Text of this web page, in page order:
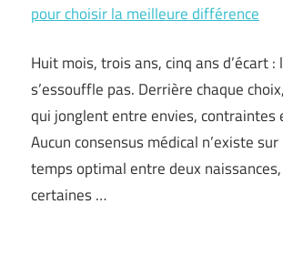
pour choisir la meilleure différence
Huit mois, trois ans, cinq ans d’écart :
s’essouffle pas. Derrière chaque
qui jonglent entre envies, contraintes
Aucun consensus médical n’existe
temps optimal entre deux
certaines …